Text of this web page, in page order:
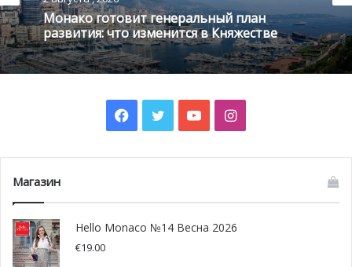
Доктор Стефан Брангс, член правления Bugatti
Automobiles, рассказывает: «Монако неразрывно связано
с фирменной историей Bugatti – Луи Широн, который
дал свое
нашему новому спортивному автомобилю,
Монако в 1931-м».
«Я очень рад, что мы теперь нашли соответствующее
Монако готовит генеральный план
развития: что изменится в Княжестве
Facebook
TwitterYouTubeInstagram
Магазин
Hello Monaco №14 Весна 2026
€19.00